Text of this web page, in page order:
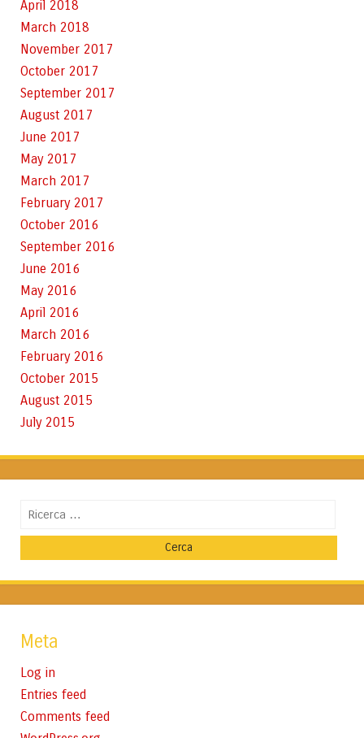
April 2018
March 2018
November 2017
October 2017
September 2017
August 2017
June 2017
May 2017
March 2017
February 2017
October 2016
September 2016
June 2016
May 2016
April 2016
March 2016
February 2016
October 2015
August 2015
July 2015
Cerca
Meta
Log in
Entries feed
Comments feed